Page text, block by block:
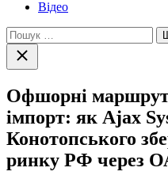
Відео
Пошук:
Закрити
пошук
Офшорні
імпорт: як Ajax
Конотопського
ринку РФ через